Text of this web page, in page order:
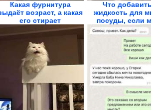
Какая фурнитура
возраст, а какая
его стирает
Что
жидкость для
посуды, если
пены